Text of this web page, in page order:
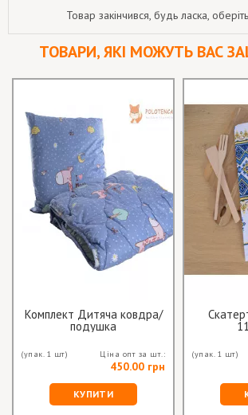
Товар закінчився, будь ласка,
ТОВАРИ, ЯКІ МОЖУТЬ ВАС
Комплект Дитяча ковдра/
подушка
(упак. 1 шт) Ціна опт за шт.:
450.00 грн
КУПИТИ
(упак. 1 шт)